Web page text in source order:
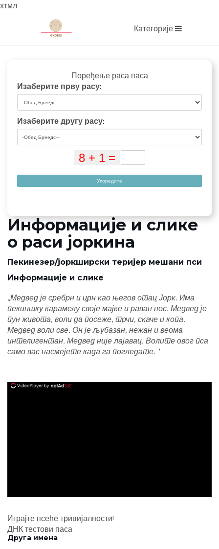
хтмл
Категорије
Поређење раса паса
Изаберите прву расу:
Изаберите другу расу:
Упоредите
Информације и слике
о раси јоркина
Пекинезер/јоркширски теријер мешани пси
Информације и слике
„Медвед је сребрн и црн као његов отац Јорк. Има
пекиншку карамелу своје мајке и раван нос. Медвед је
пун живота, воли да посеже, трчи, скаче и копа.
Медвед воли све. Он је љубазан, нежан и веома
интелигентан. Медвед није лајавац. Волите овог пса
само вас насмејете када га погледате. '
Играјте псеће тривијалности!
ДНК тестови паса
Друга имена